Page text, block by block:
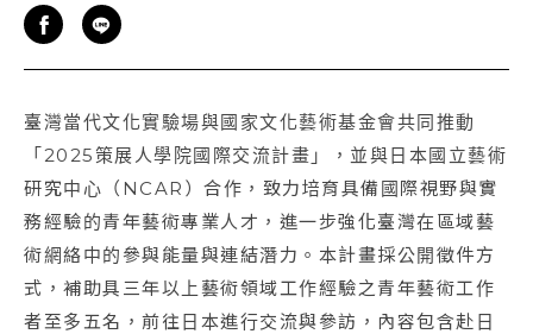
臺灣當代文化實驗場與國家文化藝術基金會共同推動
「2025策展人學院國際交流計畫」，並與日本國立藝術
研究中心（NCAR）合作，致力培育具備國際視野與實
務經驗的青年藝術專業人才，進一步強化臺灣在區域藝
術網絡中的參與能量與連結潛力。本計畫採公開徵件方
式，補助具三年以上藝術領域工作經驗之青年藝術工作
者至多五名，前往日本進行交流與參訪，內容包含赴日